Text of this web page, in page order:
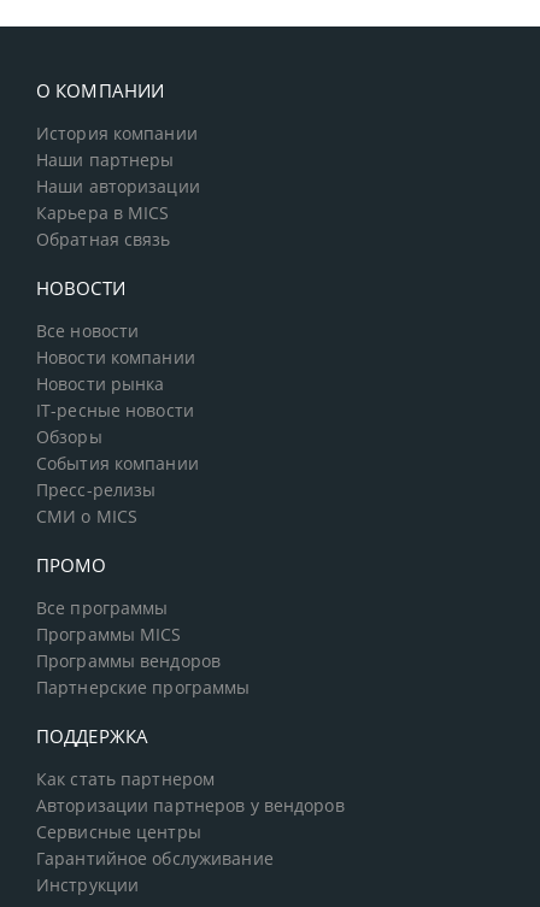
О КОМПАНИИ
История компании
Наши партнеры
Наши авторизации
Карьера в MICS
Обратная связь
НОВОСТИ
Все новости
Новости компании
Новости рынка
IT-ресные новости
Обзоры
События компании
Пресс-релизы
СМИ о MICS
ПРОМО
Все программы
Программы MICS
Программы вендоров
Партнерские программы
ПОДДЕРЖКА
Как стать партнером
Авторизации партнеров у вендоров
Сервисные центры
Гарантийное обслуживание
Инструкции